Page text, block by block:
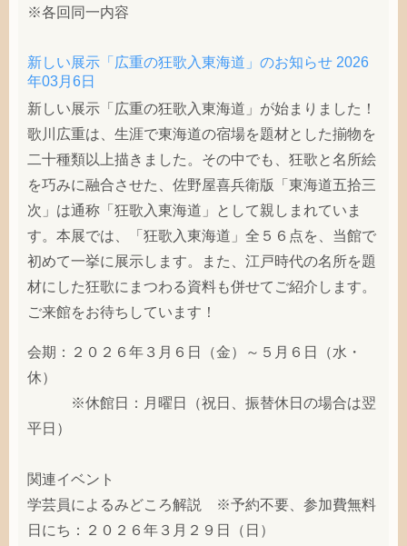
※各回同一内容
新しい展示「広重の狂歌入東海道」のお知らせ 2026
年03月6日
新しい展示「広重の狂歌入東海道」が始まりました！
歌川広重は、生涯で東海道の宿場を題材とした揃物を
二十種類以上描きました。その中でも、狂歌と名所絵
を巧みに融合させた、佐野屋喜兵衛版「東海道五拾三
次」は通称「狂歌入東海道」として親しまれていま
す。本展では、「狂歌入東海道」全５６点を、当館で
初めて一挙に展示します。また、江戸時代の名所を題
材にした狂歌にまつわる資料も併せてご紹介します。
ご来館をお待ちしています！
会期：２０２６年３月６日（金）～５月６日（水・
休）
※休館日：月曜日（祝日、振替休日の場合は翌
平日）
関連イベント
学芸員によるみどころ解説 ※予約不要、参加費無料
日にち：２０２６年３月２９日（日）